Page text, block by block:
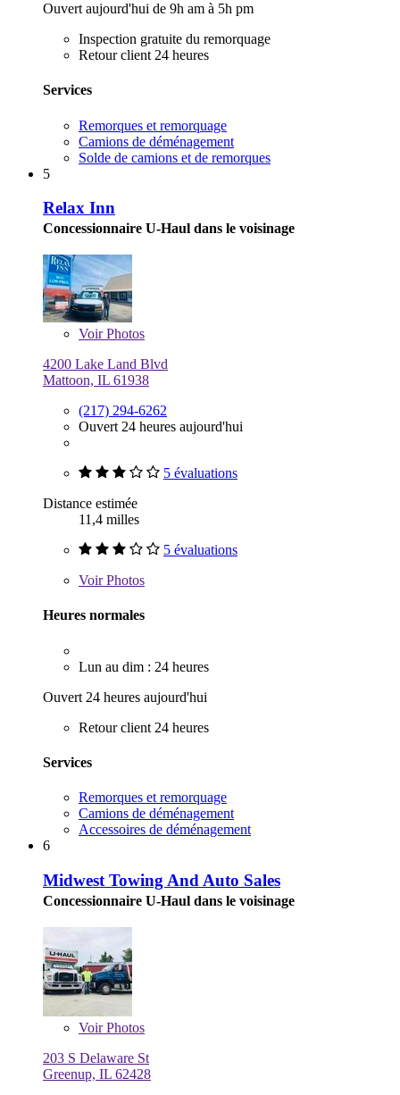
Ouvert aujourd'hui de 9h am à 5h pm
Inspection gratuite du remorquage
Retour client 24 heures
Services
Remorques et remorquage
Camions de déménagement
Solde de camions et de remorques
5
Relax Inn
Concessionnaire U-Haul dans le voisinage
VoirPhotos
4200 Lake Land Blvd
Mattoon, IL 61938
(217) 294-6262
Ouvert 24 heures aujourd'hui
5 évaluations
Distance estimée
11,4 milles
5 évaluations
VoirPhotos
Heures normales
Lun au dim : 24 heures
Ouvert 24 heures aujourd'hui
Retour client 24 heures
Services
Remorques et remorquage
Camions de déménagement
Accessoires de déménagement
6
Midwest Towing And Auto Sales
Concessionnaire U-Haul dans le voisinage
VoirPhotos
203 S Delaware St
Greenup, IL 62428